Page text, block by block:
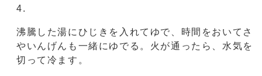
沸騰した湯にひじきを入れてゆで、時間をおいてさ
やいんげんも一緒にゆでる。火が通ったら、水気を
切って冷ます。